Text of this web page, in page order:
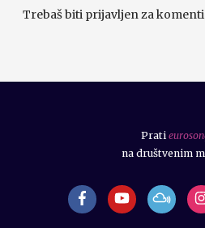
Trebaš biti prijavljen za
Prati
na društvenim